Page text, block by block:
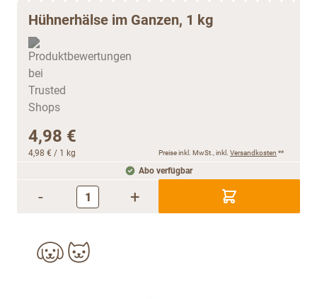
Hühnerhälse im Ganzen, 1 kg
4,98 €
4,98 € / 1 kg Preise inkl. MwSt., inkl. Versandkosten **
Abo verfügbar
- +